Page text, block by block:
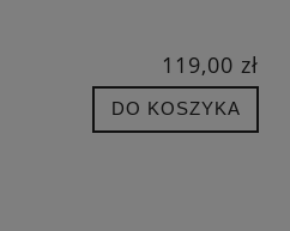
119,00 zł
DO KOSZYKA